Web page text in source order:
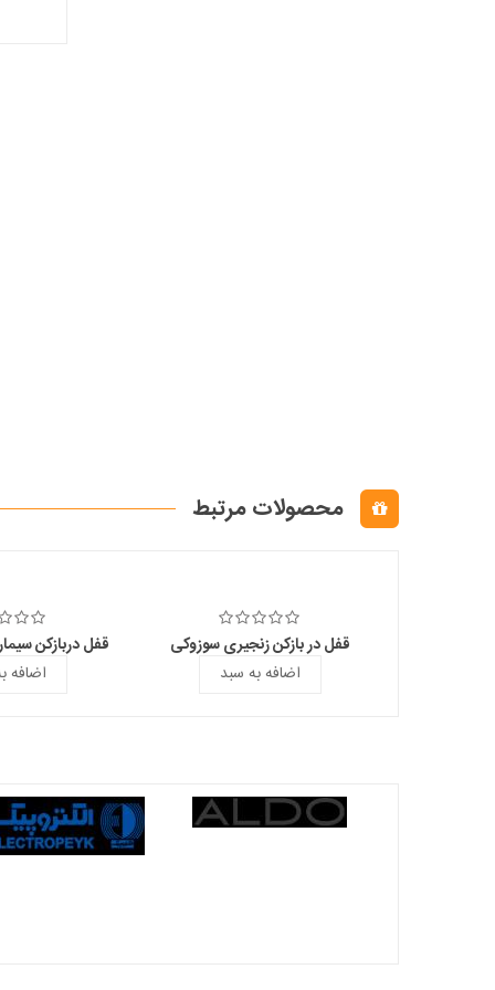
محصولات مرتبط
قفل در بازکن زنجیری سوزوکی
اضافه به سبد
قفل دربازکن
اضافه